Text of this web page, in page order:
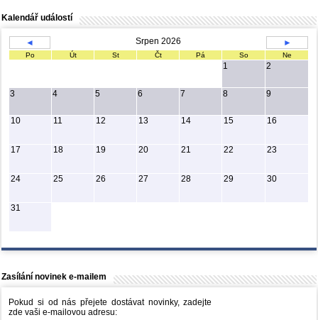
Kalendář událostí
◄ Srpen 2026 ►
Po Út St Čt Pá So Ne
1 2
3 4 5 6 7 8 9
10 11 12 13 14 15 16
17 18 19 20 21 22 23
24 25 26 27 28 29 30
31
Zasílání novinek e-mailem
Pokud si od nás přejete dostávat novinky, zadejte
zde vaši e-mailovou adresu: